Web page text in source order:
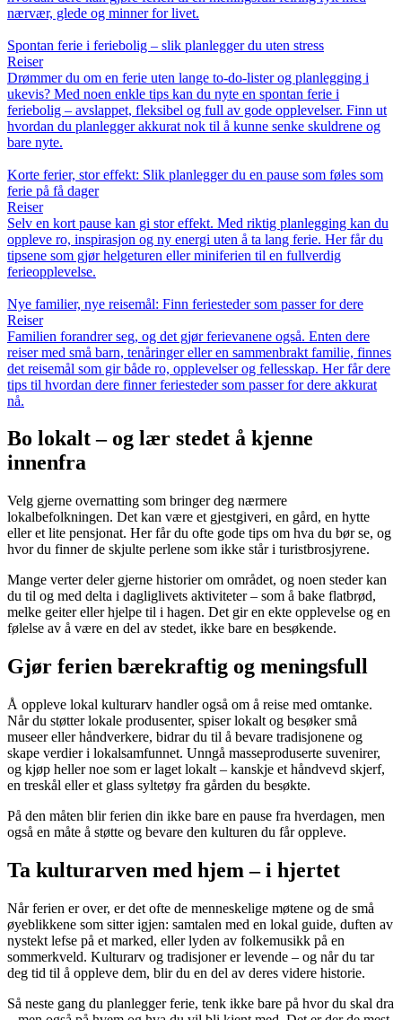
nærvær, glede og minner for livet.
Spontan ferie i feriebolig – slik planlegger du uten stress
Reiser
Drømmer du om en ferie uten lange to-do-lister og planlegging i
ukevis? Med noen enkle tips kan du nyte en spontan ferie i
feriebolig – avslappet, fleksibel og full av gode opplevelser. Finn ut
hvordan du planlegger akkurat nok til å kunne senke skuldrene og
bare nyte.
Korte ferier, stor effekt: Slik planlegger du en pause som føles som
ferie på få dager
Reiser
Selv en kort pause kan gi stor effekt. Med riktig planlegging kan du
oppleve ro, inspirasjon og ny energi uten å ta lang ferie. Her får du
tipsene som gjør helgeturen eller miniferien til en fullverdig
ferieopplevelse.
Nye familier, nye reisemål: Finn feriesteder som passer for dere
Reiser
Familien forandrer seg, og det gjør ferievanene også. Enten dere
reiser med små barn, tenåringer eller en sammenbrakt familie, finnes
det reisemål som gir både ro, opplevelser og fellesskap. Her får dere
tips til hvordan dere finner feriesteder som passer for dere akkurat
nå.
Bo lokalt – og lær stedet å kjenne
innenfra
Velg gjerne overnatting som bringer deg nærmere
lokalbefolkningen. Det kan være et gjestgiveri, en gård, en hytte
eller et lite pensjonat. Her får du ofte gode tips om hva du bør se, og
hvor du finner de skjulte perlene som ikke står i turistbrosjyrene.
Mange verter deler gjerne historier om området, og noen steder kan
du til og med delta i dagliglivets aktiviteter – som å bake flatbrød,
melke geiter eller hjelpe til i hagen. Det gir en ekte opplevelse og en
følelse av å være en del av stedet, ikke bare en besøkende.
Gjør ferien bærekraftig og meningsfull
Å oppleve lokal kulturarv handler også om å reise med omtanke.
Når du støtter lokale produsenter, spiser lokalt og besøker små
museer eller håndverkere, bidrar du til å bevare tradisjonene og
skape verdier i lokalsamfunnet. Unngå masseproduserte suvenirer,
og kjøp heller noe som er laget lokalt – kanskje et håndvevd skjerf,
en treskål eller et glass syltetøy fra gården du besøkte.
På den måten blir ferien din ikke bare en pause fra hverdagen, men
også en måte å støtte og bevare den kulturen du får oppleve.
Ta kulturarven med hjem – i hjertet
Når ferien er over, er det ofte de menneskelige møtene og de små
øyeblikkene som sitter igjen: samtalen med en lokal guide, duften av
nystekt lefse på et marked, eller lyden av folkemusikk på en
sommerkveld. Kulturarv og tradisjoner er levende – og når du tar
deg tid til å oppleve dem, blir du en del av deres videre historie.
Så neste gang du planlegger ferie, tenk ikke bare på hvor du skal dra